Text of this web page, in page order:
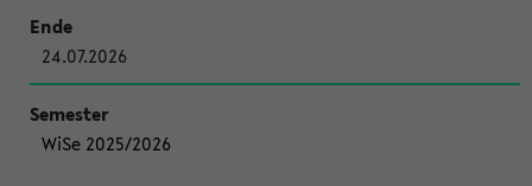
24.07.2026
WiSe 2025/2026